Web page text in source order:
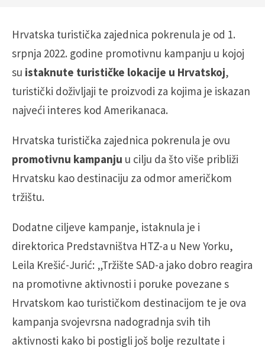
Hrvatska turistička zajednica pokrenula je od 1.
srpnja 2022. godine promotivnu kampanju u kojoj
su istaknute turističke lokacije u Hrvatskoj,
turistički doživljaji te proizvodi za kojima je iskazan
najveći interes kod Amerikanaca.
Hrvatska turistička zajednica pokrenula je ovu
promotivnu kampanju u cilju da što više približi
Hrvatsku kao destinaciju za odmor američkom
tržištu.
Dodatne ciljeve kampanje, istaknula je i
direktorica Predstavništva HTZ-a u New Yorku,
Leila Krešić-Jurić: „Tržište SAD-a jako dobro reagira
na promotivne aktivnosti i poruke povezane s
Hrvatskom kao turističkom destinacijom te je ova
kampanja svojevrsna nadogradnja svih tih
aktivnosti kako bi postigli još bolje rezultate i